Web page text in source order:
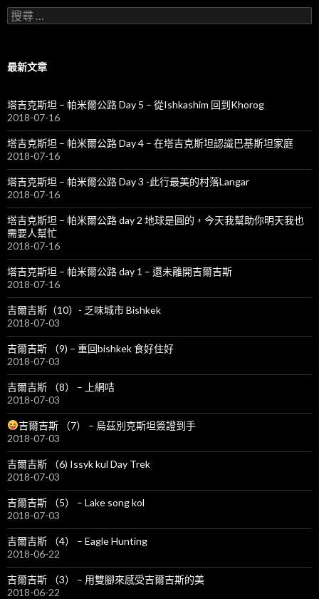
搜
尋
：
最新文章
塔吉克斯坦 – 帕米爾公路 Day 5 – 從Ishkashim 回到Khorog
2018-07-16
塔吉克斯坦 – 帕米爾公路 Day 4 – 在塔吉克斯坦認識巴基斯坦家庭
2018-07-16
塔吉克斯坦 – 帕米爾公路 Day 3 -此行最美的村落Langar
2018-07-16
塔吉克斯坦 – 帕米爾公路 day 2 地球是圓的，今天我幫助你明天我也
需要人幫忙
2018-07-16
塔吉克斯坦 – 帕米爾公路 day 1 – 還未離開吉爾吉斯
2018-07-16
吉爾吉斯（10）- 乏味城市 Bishkek
2018-07-03
吉爾吉斯 （9) – 重回bishkek 食好住好
2018-07-03
吉爾吉斯 （8） – 上網咭
2018-07-03
吉爾吉斯 （7） – 烏茲別克斯坦簽證到手
2018-07-03
吉爾吉斯 （6) Issyk kul Day Trek
2018-07-03
吉爾吉斯 （5） – Lake song kol
2018-07-03
吉爾吉斯 （4） – Eagle Hunting
2018-06-22
吉爾吉斯 （3） – 用雙腳來感受吉爾吉斯的美
2018-06-22